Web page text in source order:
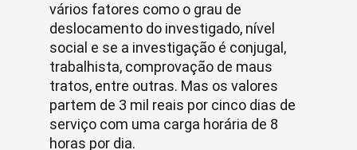
vários fatores como o grau de
deslocamento do investigado, nível
social e se a investigação é conjugal,
trabalhista, comprovação de maus
tratos, entre outras. Mas os valores
partem de 3 mil reais por cinco dias de
serviço com uma carga horária de 8
horas por dia.